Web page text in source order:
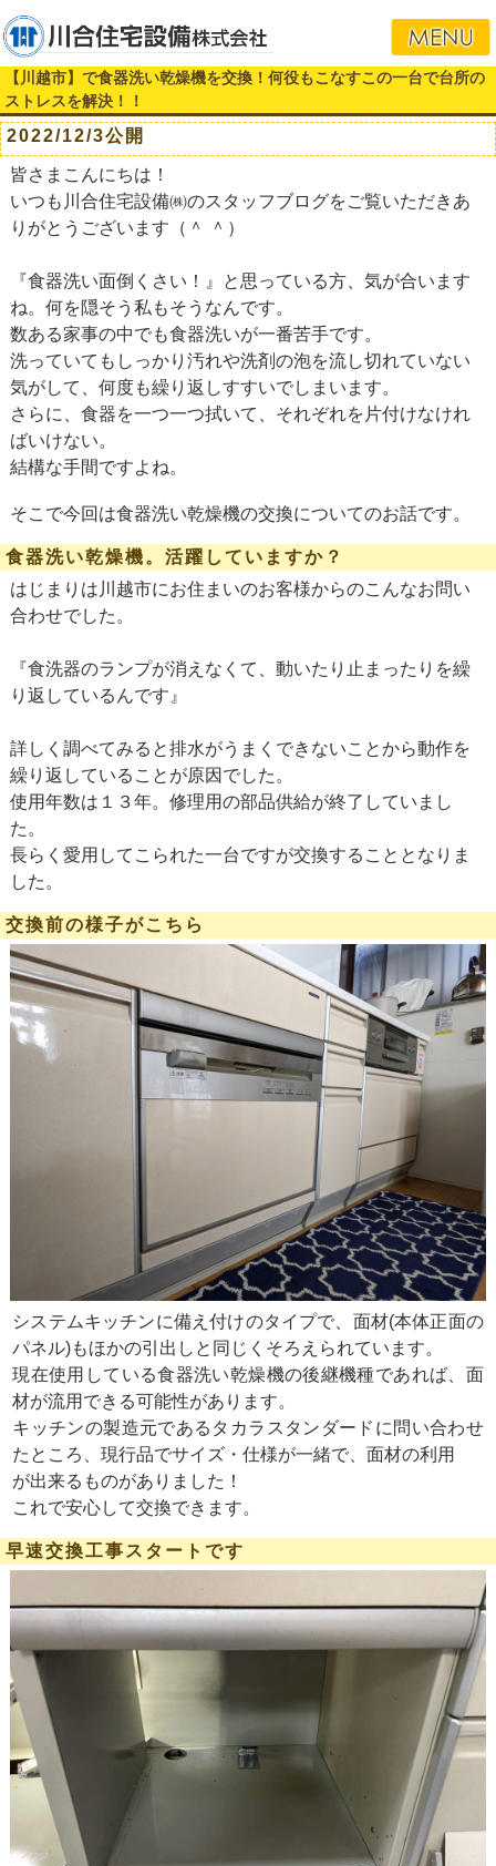
【川越市】で食器洗い乾燥機を交換！何役もこなすこの一台で台所の
ストレスを解決！！
2022/12/3公開
皆さまこんにちは！
いつも川合住宅設備㈱のスタッフブログをご覧いただきあ
りがとうございます（＾ ＾）
『食器洗い面倒くさい！』と思っている方、気が合います
ね。何を隠そう私もそうなんです。
数ある家事の中でも食器洗いが一番苦手です。
洗っていてもしっかり汚れや洗剤の泡を流し切れていない
気がして、何度も繰り返しすすいでしまいます。
さらに、食器を一つ一つ拭いて、それぞれを片付けなけれ
ばいけない。
結構な手間ですよね。
そこで今回は食器洗い乾燥機の交換についてのお話です。
食器洗い乾燥機。活躍していますか？
はじまりは川越市にお住まいのお客様からのこんなお問い
合わせでした。
『食洗器のランプが消えなくて、動いたり止まったりを繰
り返しているんです』
詳しく調べてみると排水がうまくできないことから動作を
繰り返していることが原因でした。
使用年数は１３年。修理用の部品供給が終了していまし
た。
長らく愛用してこられた一台ですが交換することとなりま
した。
交換前の様子がこちら
システムキッチンに備え付けのタイプで、面材(本体正面の
パネル)もほかの引出しと同じくそろえられています。
現在使用している食器洗い乾燥機の後継機種であれば、面
材が流用できる可能性があります。
キッチンの製造元であるタカラスタンダードに問い合わせ
たところ、現行品でサイズ・仕様が一緒で、面材の利用
が出来るものがありました！
これで安心して交換できます。
早速交換工事スタートです